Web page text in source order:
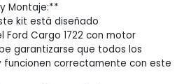
Montaje:**
kit está diseñado
Cargo 1722 con motor
garantizarse que todos los
funcionen correctamente con este